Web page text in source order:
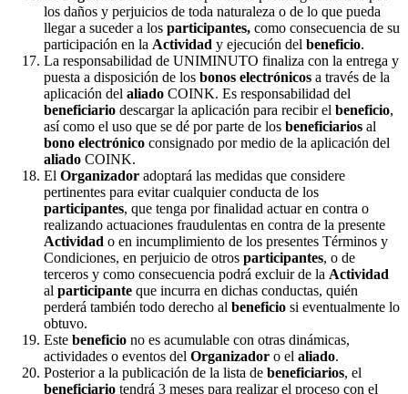
los daños y perjuicios de toda naturaleza o de lo que pueda
llegar a suceder a los participantes, como consecuencia de su
participación en la Actividad y ejecución del beneficio.
La responsabilidad de UNIMINUTO finaliza con la entrega y
puesta a disposición de los bonos electrónicos a través de la
aplicación del aliado COINK. Es responsabilidad del
beneficiario descargar la aplicación para recibir el beneficio,
así como el uso que se dé por parte de los beneficiarios al
bono electrónico consignado por medio de la aplicación del
aliado COINK.
El Organizador adoptará las medidas que considere
pertinentes para evitar cualquier conducta de los
participantes, que tenga por finalidad actuar en contra o
realizando actuaciones fraudulentas en contra de la presente
Actividad o en incumplimiento de los presentes Términos y
Condiciones, en perjuicio de otros participantes, o de
terceros y como consecuencia podrá excluir de la Actividad
al participante que incurra en dichas conductas, quién
perderá también todo derecho al beneficio si eventualmente lo
obtuvo.
Este beneficio no es acumulable con otras dinámicas,
actividades o eventos del Organizador o el aliado.
Posterior a la publicación de la lista de beneficiarios, el
beneficiario tendrá 3 meses para realizar el proceso con el